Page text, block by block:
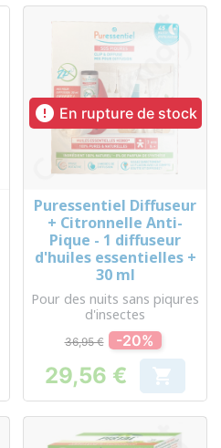
 En rupture de stock
Puressentiel Diffuseur
+ Citronnelle Anti-
Pique - 1 diffuseur
d'huiles essentielles +
30 ml
Pour des nuits sans piqures
d'insectes
36,95 € -20%
Prix
29,56 € 